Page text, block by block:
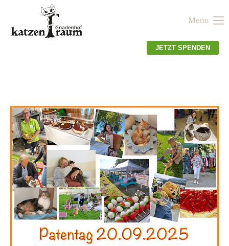
Der Eintrag "offcanvas-col1" existiert leider nicht.
Der Eintrag "offcanvas-col3" existiert leider nicht.
Der Eintrag "offcanvas-col4" existiert leider nicht.
Menu
JETZT SPENDEN